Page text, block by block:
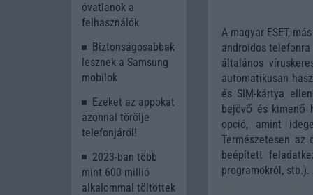
A magyar ESET,
androidos
általános
automatikusan
és SIM-kártya
bejövő és kimenő
opció, amint
Természetesen az
beépített
programokról,
óvatlanok a
felhasználók
Biztonságosabbak
lesznek a Samsung
mobilok
Ezeket az appokat
azonnal törölje
telefonjáról!
2023-ban több
mint 600 millió
alkalommal töltöttek